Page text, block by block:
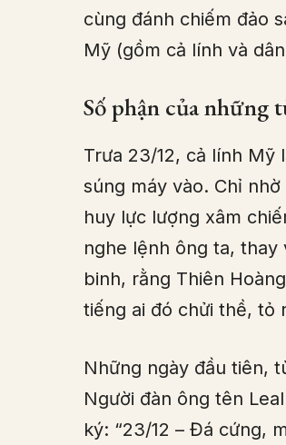
cùng đánh chiếm đảo
Mỹ (gồm cả lính và
Số phận của những
Trưa 23/12, cả lính Mỹ
súng máy vào. Chỉ
huy lực lượng xâm
nghe lệnh ông ta,
binh, rằng Thiên
tiếng ai đó chửi thề, tỏ
Những ngày đầu tiên,
Người đàn ông tên
ký: “23/12 – Đá cứng,